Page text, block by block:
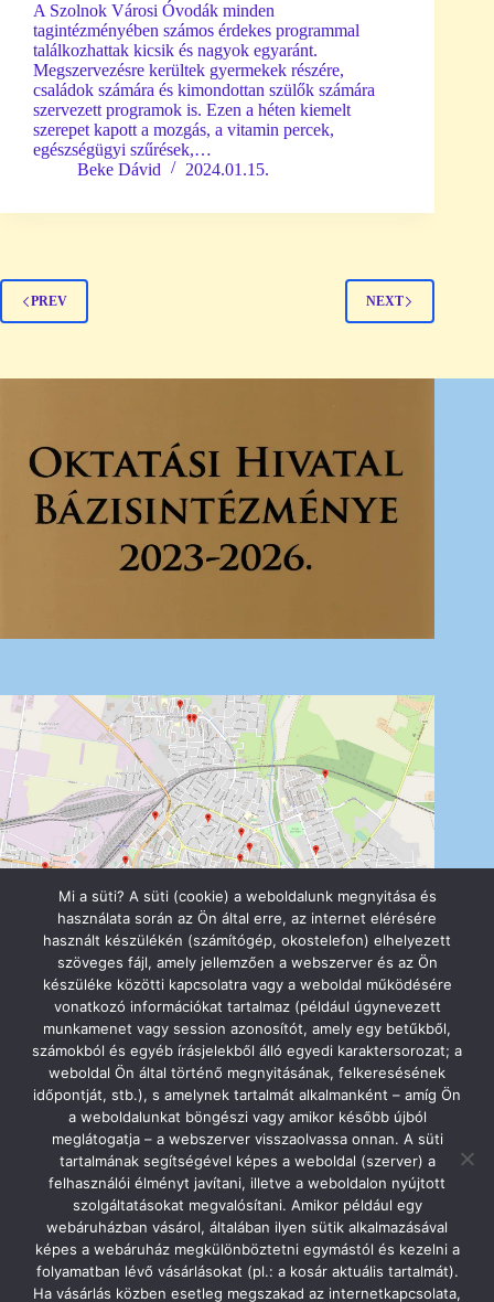
A Szolnok Városi Óvodák minden
tagintézményében számos érdekes programmal
találkozhattak kicsik és nagyok egyaránt.
Megszervezésre kerültek gyermekek részére,
családok számára és kimondottan szülők számára
szervezett programok is. Ezen a héten kiemelt
szerepet kapott a mozgás, a vitamin percek,
egészségügyi szűrések,…
Beke Dávid
2024.01.15.
PREV NEXT
Szolnok Városi Óvodák
5000 Szolnok, Szapáry utca 8.
0620/277-9990 // 0656/421-618
titkarsag@szolnokiovodak.t-online.hu
Facebook oldalunk
Mi a süti? A süti (cookie) a weboldalunk megnyitása és
használata során az Ön által erre, az internet elérésére
használt készülékén (számítógép, okostelefon) elhelyezett
szöveges fájl, amely jellemzően a webszerver és az Ön
készüléke közötti kapcsolatra vagy a weboldal működésére
vonatkozó információkat tartalmaz (például úgynevezett
munkamenet vagy session azonosítót, amely egy betűkből,
számokból és egyéb írásjelekből álló egyedi karaktersorozat; a
weboldal Ön által történő megnyitásának, felkeresésének
időpontját, stb.), s amelynek tartalmát alkalmanként – amíg Ön
a weboldalunkat böngészi vagy amikor később újból
meglátogatja – a webszerver visszaolvassa onnan. A süti
tartalmának segítségével képes a weboldal (szerver) a
felhasználói élményt javítani, illetve a weboldalon nyújtott
szolgáltatásokat megvalósítani. Amikor például egy
webáruházban vásárol, általában ilyen sütik alkalmazásával
képes a webáruház megkülönböztetni egymástól és kezelni a
folyamatban lévő vásárlásokat (pl.: a kosár aktuális tartalmát).
Ha vásárlás közben esetleg megszakad az internetkapcsolata,